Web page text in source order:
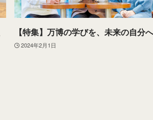
【特集】万博の学びを、未来の自分へ
2024年2月1日